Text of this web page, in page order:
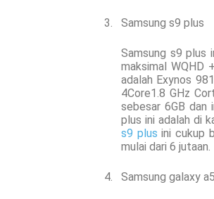
3. Samsung s9 plus
Samsung s9 plus
maksimal WQHD
adalah Exynos
4Core1.8 GHz
sebesar 6GB dan
plus ini adalah di
s9 plus ini cukup
mulai dari 6 jutaan.
4. Samsung galaxy